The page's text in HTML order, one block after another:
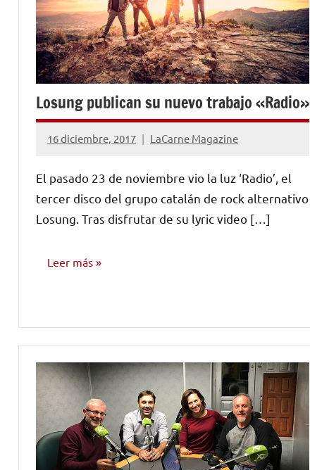
Losung publican su nuevo trabajo «Radio»
16 diciembre, 2017 LaCarne Magazine
No
comentarios
El pasado 23 de noviembre vio la luz ‘Radio’, el
tercer disco del grupo catalán de rock alternativo
Losung. Tras disfrutar de su lyric video […]
Leer más